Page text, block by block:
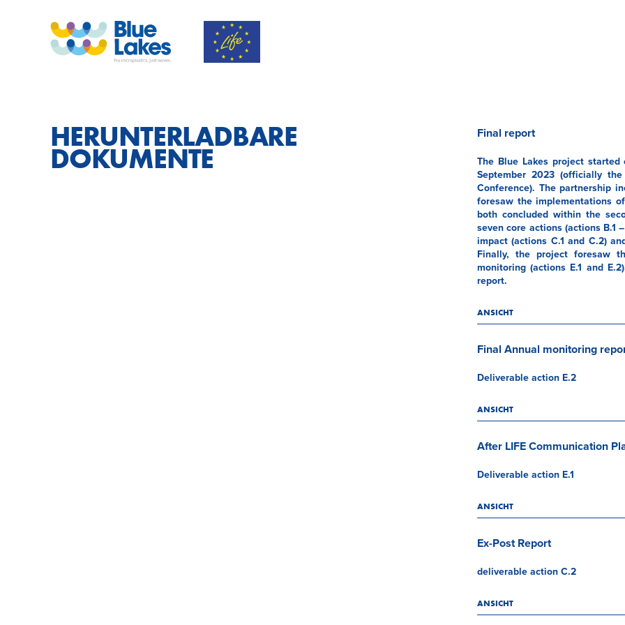
HERUNTERLADBARE
DOKUMENTE
Final report
The Blue Lakes project
September 2023 (officially
Conference). The partnership
foresaw the implementations
both concluded within the
seven core actions (actions B.1
impact (actions C.1 and C.2)
Finally, the project foresaw
monitoring (actions E.1 and
report.
ANSICHT
Final Annual monitoring
Deliverable action E.2
ANSICHT
After LIFE Communication
Deliverable action E.1
ANSICHT
Ex-Post Report
deliverable action C.2
ANSICHT